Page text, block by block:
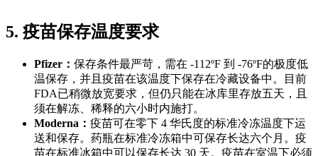
5. 疫苗保存温度要求
Pfizer： 保存条件最严苛，需在 -112ºF 到 -76ºF的极度低
温保存，并且疫苗在该温度下保存在冷藏设备中。目前
FDA已稍微放宽要求，但仍只能在冰库里存放五天，且
须在解冻、稀释的六小时内施打。
Moderna： 疫苗可在零下 4 华氏度的标准冷冻温度下运
送和保存。药瓶在标准冷冻箱中可保存长达六个月。疫
苗在标准冰箱中可以保存长达 30 天。疫苗在室温下必须